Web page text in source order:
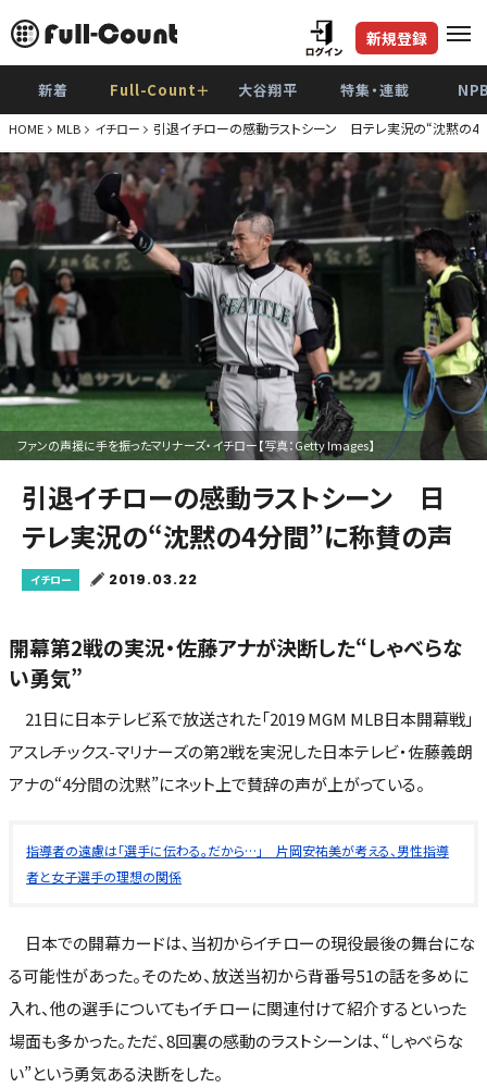
新規登録
新着 Full-Count＋ 大谷翔平 特集・連載
HOME MLB イチロー 引退イチローの感動ラストシーン 日テレ実況の“沈黙の4
ファンの声援に手を振ったマリナーズ・イチロー【写真：Getty Images】
引退イチローの感動ラストシーン 日
テレ実況の“沈黙の4分間”に称賛の声
イチロー 2019.03.22
開幕第2戦の実況・佐藤アナが決断した“しゃべらな
い勇気”
21日に日本テレビ系で放送された「2019 MGM MLB日本開幕戦」
アスレチックス-マリナーズの第2戦を実況した日本テレビ・佐藤義朗
アナの“4分間の沈黙”にネット上で賛辞の声が上がっている。
指導者の遠慮は「選手に伝わる。だから…」 片岡安祐美が考える、男性指導
者と女子選手の理想の関係
日本での開幕カードは、当初からイチローの現役最後の舞台にな
る可能性があった。そのため、放送当初から背番号51の話を多めに
入れ、他の選手についてもイチローに関連付けて紹介するといった
場面も多かった。ただ、8回裏の感動のラストシーンは、“しゃべらな
い”という勇気ある決断をした。